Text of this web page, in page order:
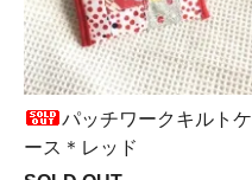
パッチワークキルトケ
ース＊レッド